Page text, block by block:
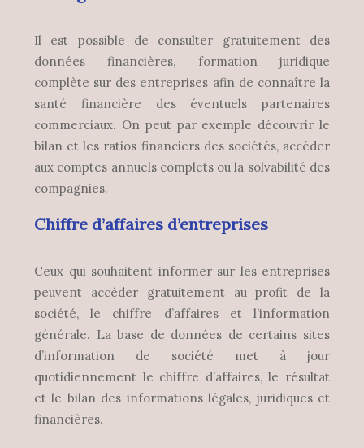
Il est possible de consulter gratuitement des
données financières, formation juridique
complète sur des entreprises afin de connaître la
santé financière des éventuels partenaires
commerciaux. On peut par exemple découvrir le
bilan et les ratios financiers des sociétés, accéder
aux comptes annuels complets ou la solvabilité des
compagnies.
Chiffre d’affaires d’entreprises
Ceux qui souhaitent informer sur les entreprises
peuvent accéder gratuitement au profit de la
société, le chiffre d’affaires et l’information
générale. La base de données de certains sites
d’information de société met à jour
quotidiennement le chiffre d’affaires, le résultat
et le bilan des informations légales, juridiques et
financières.